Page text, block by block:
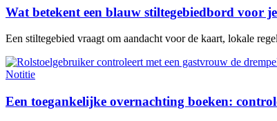
Wat betekent een blauw stiltegebiedbord voor
Een stiltegebied vraagt om aandacht voor de kaart, lokale
Notitie
Een toegankelijke overnachting boeken: